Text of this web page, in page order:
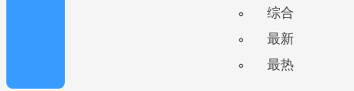
综合
最新
最热